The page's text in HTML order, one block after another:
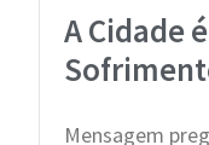
A Cidade
Mensagem